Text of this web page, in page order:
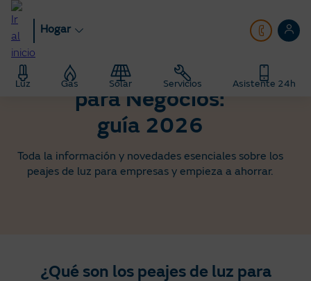
Pasar
contenido
principal
Hogar
Luz Gas Solar Servicios Asistente 24h
Peajes de Acceso de Luz
para Negocios:
guía 2026
Toda la información y novedades esenciales sobre los
peajes de luz para empresas y empieza a ahorrar​.
¿Qué son los peajes de luz para